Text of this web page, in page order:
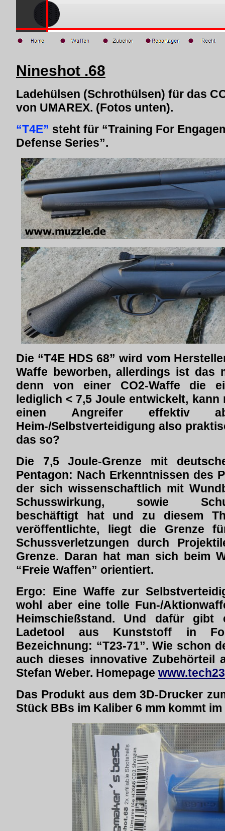
Nineshot .68
Ladehülsen (Schrothülsen) für das
von UMAREX. (Fotos unten).
“T4E” steht für “Training For
Defense Series”.
Die “T4E HDS 68” wird vom
Waffe beworben, allerdings ist das
denn von einer CO2-Waffe die
lediglich < 7,5 Joule entwickelt,
einen Angreifer effektiv
Heim-/Selbstverteidigung also
das so?
Die 7,5 Joule-Grenze mit
Pentagon: Nach Erkenntnissen des
der sich wissenschaftlich mit
Schusswirkung, sowie
beschäftigt hat und zu diesem
veröffentlichte, liegt die Grenze
Schussverletzungen durch
Grenze. Daran hat man sich beim
“Freie Waffen” orientiert.
Ergo: Eine Waffe zur
wohl aber eine tolle Fun-/
Heimschießstand. Und dafür
Ladetool aus Kunststoff in
Bezeichnung: “T23-71”. Wie schon
auch dieses innovative Zubehörteil
Stefan Weber. Homepage
Das Produkt aus dem 3D-Drucker
Stück BBs im Kaliber 6 mm kommt